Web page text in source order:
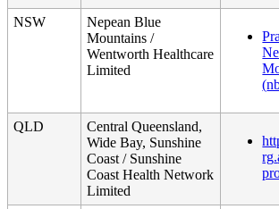
NSW Nepean Blue
Mountains /
Wentworth Healthcare
Limited
(
QLD Central Queensland,
Wide Bay, Sunshine
Coast / Sunshine
Coast Health Network
Limited
rg.